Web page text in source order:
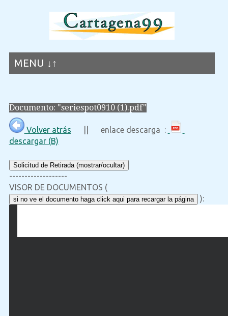
MENU ↓↑
Documento: "seriespot0910 (1).pdf"
Volver atrás || enlace descarga :
descargar (B)
Solicitud de Retirada (mostrar/ocultar)
-------------------
VISOR DE DOCUMENTOS (
si no ve el documento haga click aqui para recargar la página ):